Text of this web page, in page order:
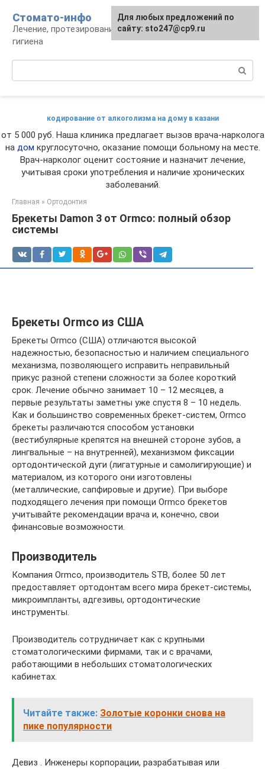
контенту
Стомато-инфо
Лечение, протезирование, ортодонтия,
гигиена
кодирование от алкоголизма на дому в казани
от 5 000 руб. Наша клиника предлагает вызов врача-нарколога
на дом круглосуточно, оказание помощи больному на месте.
Врач-нарколог оценит состояние и назначит лечение,
учитывая сроки употребления и наличие хронических
заболеваний.
Главная » Ортодонтия
Брекеты Damon 3 от Ormco: полный обзор
системы
Брекеты Ormco из США
Брекеты Ormco (США) отличаются высокой
надежностью, безопасностью и наличием специального
механизма, позволяющего исправить неправильный
прикус разной степени сложности за более короткий
срок. Лечение обычно занимает 10 – 12 месяцев, а
первые результаты заметны уже спустя 8 – 10 недель.
Как и большинство современных брекет-систем, Ormco
брекеты различаются способом установки
(вестибулярные крепятся на внешней стороне зубов, а
лингвальные – на внутренней), механизмом фиксации
ортодонтической дуги (лигатурные и самолигирующие) и
материалом, из которого они изготовлены
(металлические, сапфировые и другие). При выборе
подходящего лечения при помощи Ormco брекетов
учитывайте рекомендации врача и, конечно, свои
финансовые возможности.
Производитель
Компания Ormco, производитель STB, более 50 лет
предоставляет ортодонтам всего мира брекет-системы,
микроимпланты, адгезивы, ортодонтические
инструменты.
Производитель сотрудничает как с крупными
стоматологическими фирмами, так и с врачами,
работающими в небольших стоматологических
кабинетах.
Читайте также: Золотые коронки снова на
пике популярности
Девиз . Инженеры корпорации, разрабатывая или
Для любых предложений по
сайту: sto247@cp9.ru